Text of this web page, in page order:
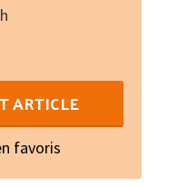
ARTICLE
favoris